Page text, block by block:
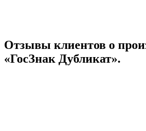
Отзывы клиентов о
«ГосЗнак Дубликат».